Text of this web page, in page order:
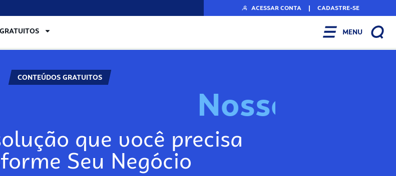
ACESSAR CONTA | CADASTRE-SE
MENU
CONTEÚDOS GRATUITOS
Nosso
que você precisa
Seu Negócio